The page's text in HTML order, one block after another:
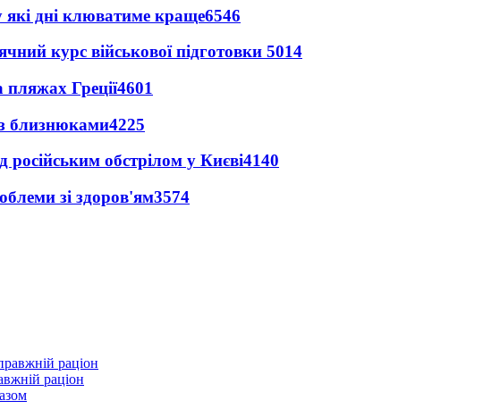
які дні клюватиме краще6546
курс військової підготовки 5014
Греції4601
з близнюками4225
російським обстрілом у Києві4140
зі здоров'ям3574
раціон